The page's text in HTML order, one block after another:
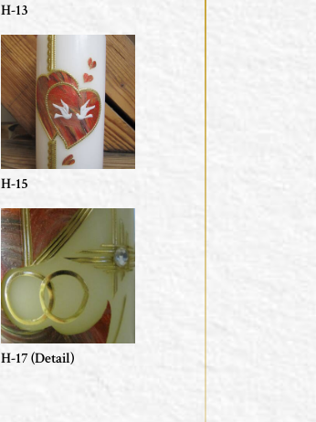
H-13
H-15
H-17 (Detail)